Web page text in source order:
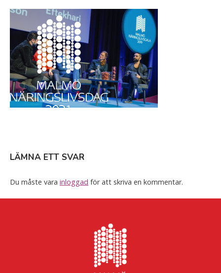
content
Home
LÄMNA ETT SVAR
Du måste vara inloggad för att skriva en kommentar.